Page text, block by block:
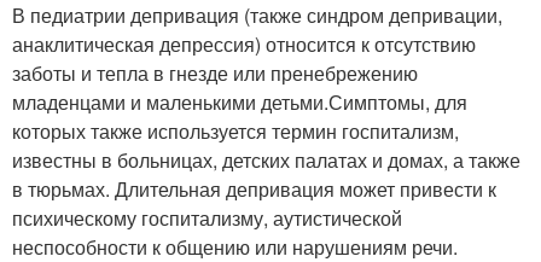
В педиатрии депривация (также синдром депривации,
анаклитическая депрессия) относится к отсутствию
заботы и тепла в гнезде или пренебрежению
младенцами и маленькими детьми.Симптомы, для
которых также используется термин госпитализм,
известны в больницах, детских палатах и ​​домах, а также
в тюрьмах. Длительная депривация может привести к
психическому госпитализму, аутистической
неспособности к общению или нарушениям речи.